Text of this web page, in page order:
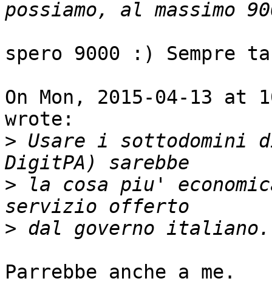
spero 9000 :) Sempre
On Mon, 2015-04-13
wrote:
> Usare i
> la cosa piu'
>
Parrebbe anche a me.